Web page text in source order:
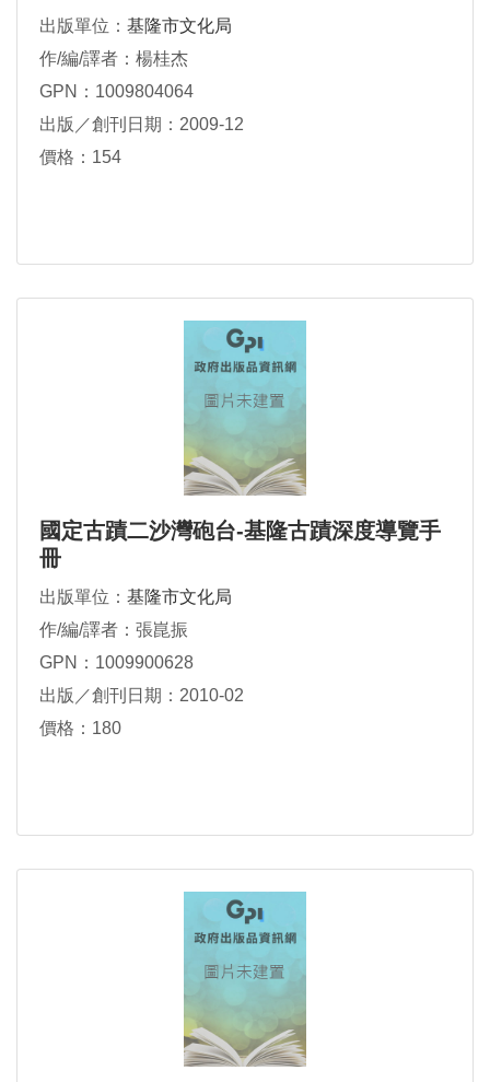
出版單位： 基隆市文化局
作/編/譯者：楊桂杰
GPN：1009804064
出版／創刊日期：2009-12
價格：154
國定古蹟二沙灣砲台-基隆古蹟深度導覽手
冊
出版單位： 基隆市文化局
作/編/譯者：張崑振
GPN：1009900628
出版／創刊日期：2010-02
價格：180